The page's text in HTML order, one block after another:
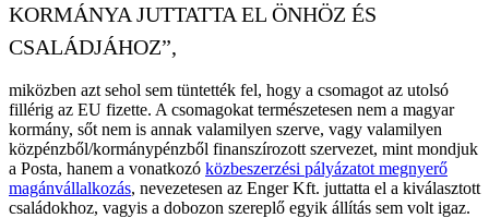
KORMÁNYA JUTTATTA EL ÖNHÖZ ÉS
CSALÁDJÁHOZ”,
miközben azt sehol sem tüntették fel, hogy a csomagot az utolsó
fillérig az EU fizette. A csomagokat természetesen nem a magyar
kormány, sőt nem is annak valamilyen szerve, vagy valamilyen
közpénzből/kormánypénzből finanszírozott szervezet, mint mondjuk
a Posta, hanem a vonatkozó közbeszerzési pályázatot megnyerő
magánvállalkozás, nevezetesen az Enger Kft. juttatta el a kiválasztott
családokhoz, vagyis a dobozon szereplő egyik állítás sem volt igaz.